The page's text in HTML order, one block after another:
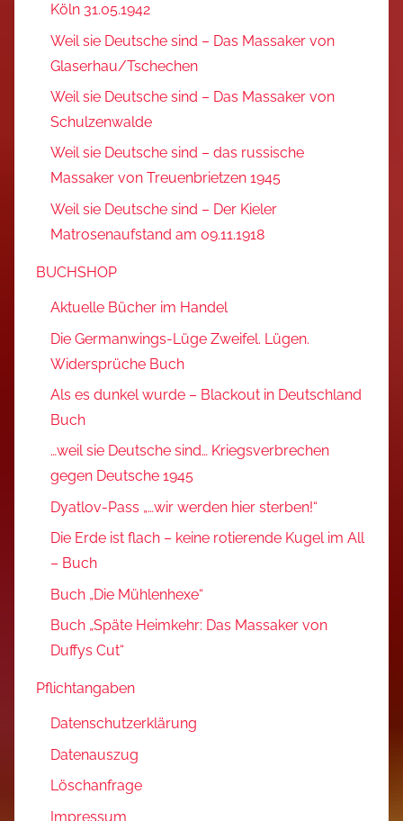
Köln 31.05.1942
Weil sie Deutsche sind – Das Massaker von
Glaserhau/Tschechen
Weil sie Deutsche sind – Das Massaker von
Schulzenwalde
Weil sie Deutsche sind – das russische
Massaker von Treuenbrietzen 1945
Weil sie Deutsche sind – Der Kieler
Matrosenaufstand am 09.11.1918
BUCHSHOP
Aktuelle Bücher im Handel
Die Germanwings-Lüge Zweifel. Lügen.
Widersprüche Buch
Als es dunkel wurde – Blackout in Deutschland
Buch
…weil sie Deutsche sind… Kriegsverbrechen
gegen Deutsche 1945
Dyatlov-Pass „…wir werden hier sterben!“
Die Erde ist flach – keine rotierende Kugel im All
– Buch
Buch „Die Mühlenhexe“
Buch „Späte Heimkehr: Das Massaker von
Duffys Cut“
Pflichtangaben
Datenschutzerklärung
Datenauszug
Löschanfrage
Impressum